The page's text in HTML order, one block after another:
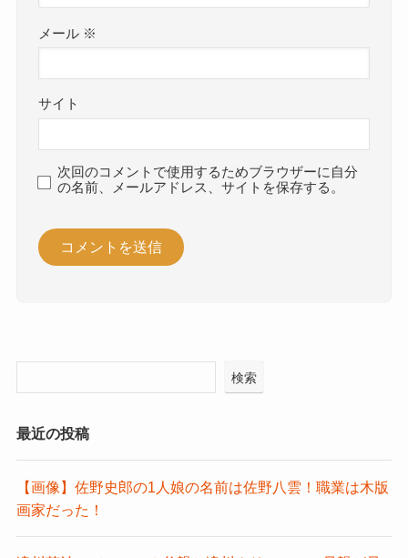
メール ※
サイト
次回のコメントで使用するためブラウザーに自分
の名前、メールアドレス、サイトを保存する。
検索
最近の投稿
【画像】佐野史郎の1人娘の名前は佐野八雲！職業は木版
画家だった！